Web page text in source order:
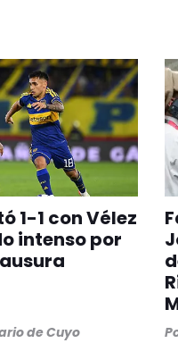
1-1 con Vélez
intenso por
de Cuyo